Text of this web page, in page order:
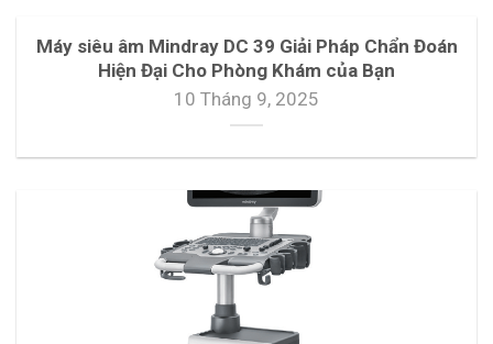
Máy siêu âm Mindray DC 39 Giải Pháp Chẩn Đoán
Hiện Đại Cho Phòng Khám của Bạn
10 Tháng 9, 2025